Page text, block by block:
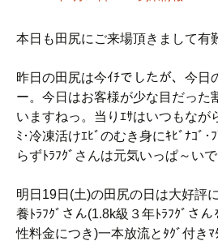
本日も田尻にご来場頂きまして有
昨日の田尻は今ｲﾁでしたが、今日
ー。今日はお客様が少な目だった
いますねっ。当りｴｻはいつもなが
ﾐ･冷凍活けｴﾋﾞのむき身にｷﾋﾞﾅｺﾞ･
らずﾄﾗﾌｸﾞさんは元気いっぱ～いで
明日19日(土)の田尻の日は大好評
養ﾄﾗﾌｸﾞさん(1.8k級３年ﾄﾗﾌｸﾞさ
性料金につき)一本放流とﾀｸﾞ付き